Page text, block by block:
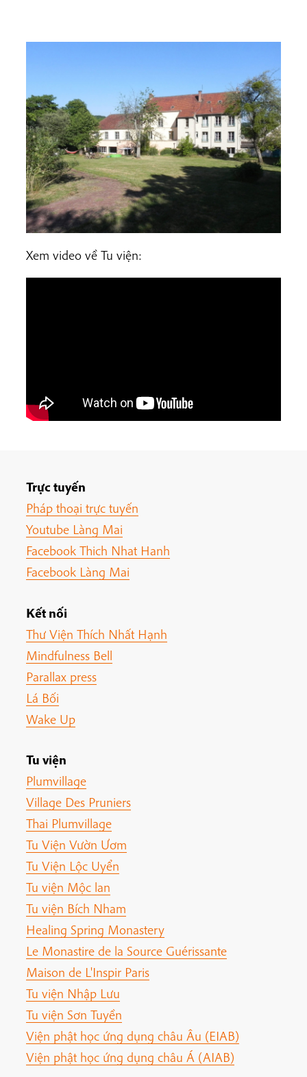
Xem video về Tu viện:
Trực tuyến
Pháp thoại trực tuyến
Youtube Làng Mai
Facebook Thich Nhat Hanh
Facebook Làng Mai
Kết nối
Thư Viện Thích Nhất Hạnh
Mindfulness Bell
Parallax press
Lá Bối
Wake Up
Tu viện
Plumvillage
Village Des Pruniers
Thai Plumvillage
Tu Viện Vườn Ươm
Tu Viện Lộc Uyển
Tu viện Mộc lan
Tu viện Bích Nham
Healing Spring Monastery
Le Monastire de la Source Guérissante
Maison de L'Inspir Paris
Tu viện Nhập Lưu
Tu viện Sơn Tuyền
Viện phật học ứng dụng châu Âu (EIAB)
Viện phật học ứng dụng châu Á (AIAB)